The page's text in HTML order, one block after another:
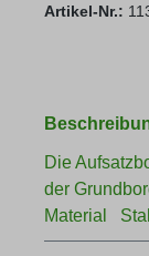
Artikel-Nr.:
Die
der
Material